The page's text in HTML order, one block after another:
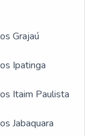
Grajaú
Ipatinga
Itaim Paulista
Jabaquara